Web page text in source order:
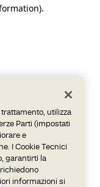
trattamento, utilizza
Parti (impostati
e
I Cookie Tecnici
garantirti la
informazioni si